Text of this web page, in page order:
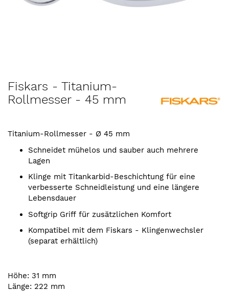
Anfang
der
Fiskars - Titanium-
Rollmesser - 45 mm
Titanium-Rollmesser - Ø 45 mm
Schneidet mühelos und sauber auch mehrere
Lagen
Klinge mit Titankarbid-Beschichtung für eine
verbesserte Schneidleistung und eine längere
Lebensdauer
Softgrip Griff für zusätzlichen Komfort
Kompatibel mit dem Fiskars - Klingenwechsler
(separat erhältlich)
Höhe: 31 mm
Länge: 222 mm